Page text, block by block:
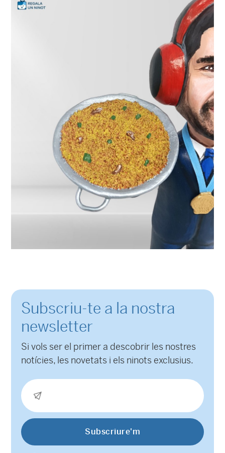
Subscriu-te a la nostra
newsletter
Si vols ser el primer a descobrir les nostres
notícies, les novetats i els ninots exclusius.